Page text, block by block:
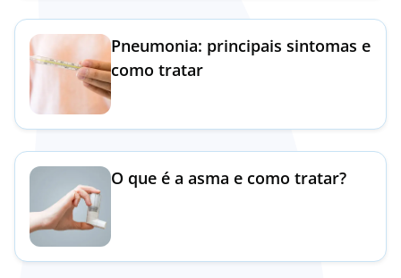
Pneumonia: principais sintomas e
como tratar
O que é a asma e como tratar?